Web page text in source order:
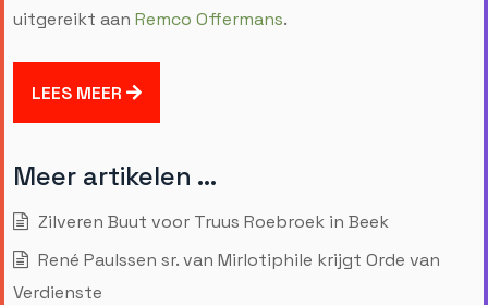
uitgereikt aan Remco Offermans.
LEES MEER
Meer artikelen …
Zilveren Buut voor Truus Roebroek in Beek
René Paulssen sr. van Mirlotiphile krijgt Orde van
Verdienste